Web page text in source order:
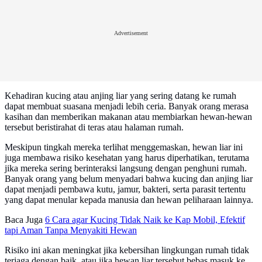
Advertisement
Kehadiran kucing atau anjing liar yang sering datang ke rumah
dapat membuat suasana menjadi lebih ceria. Banyak orang merasa
kasihan dan memberikan makanan atau membiarkan hewan-hewan
tersebut beristirahat di teras atau halaman rumah.
Meskipun tingkah mereka terlihat menggemaskan, hewan liar ini
juga membawa risiko kesehatan yang harus diperhatikan, terutama
jika mereka sering berinteraksi langsung dengan penghuni rumah.
Banyak orang yang belum menyadari bahwa kucing dan anjing liar
dapat menjadi pembawa kutu, jamur, bakteri, serta parasit tertentu
yang dapat menular kepada manusia dan hewan peliharaan lainnya.
Baca Juga 6 Cara agar Kucing Tidak Naik ke Kap Mobil, Efektif
tapi Aman Tanpa Menyakiti Hewan
Risiko ini akan meningkat jika kebersihan lingkungan rumah tidak